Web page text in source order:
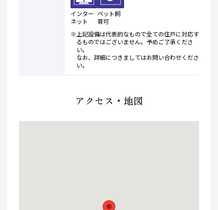
インター
ネット
ペット飼
育可
※上記設備は代表的なもので全ての住戸に対応す
るものではございません。予めご了承くださ
い。
なお、詳細につきましてはお問い合わせくださ
い。
アクセス・地図